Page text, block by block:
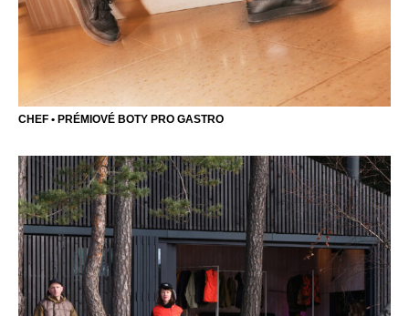
CHEF • PRÉMIOVÉ BOTY PRO GASTRO